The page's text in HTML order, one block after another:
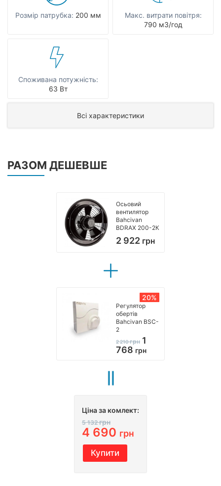
Розмір патрубка: 200 мм
Макс. витрати повітря:
790 мЗ/год
Споживана потужність:
63 Вт
Всі характеристики
РАЗОМ ДЕШЕВШЕ
Осьовий
вентилятор
Bahcivan
BDRAX 200-2К
2 922 грн
20%
Регулятор
обертів
Bahcivan BSC-
2
2 210грн 1
768 грн
Ціна за комлект:
5 132грн
4 690 грн
Купити